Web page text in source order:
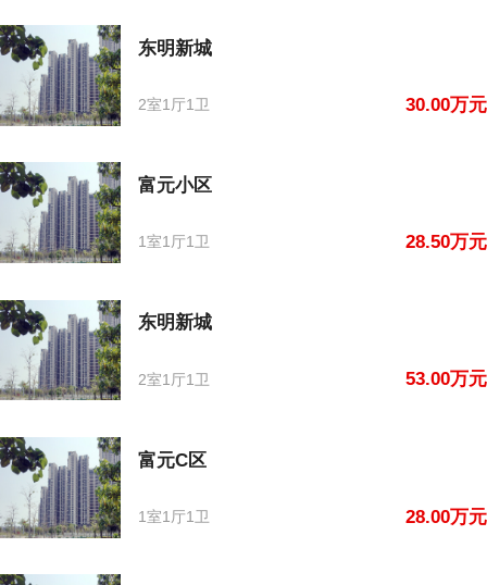
东明新城
2室1厅1卫 30.00万元
富元小区
1室1厅1卫 28.50万元
东明新城
2室1厅1卫 53.00万元
富元C区
1室1厅1卫 28.00万元